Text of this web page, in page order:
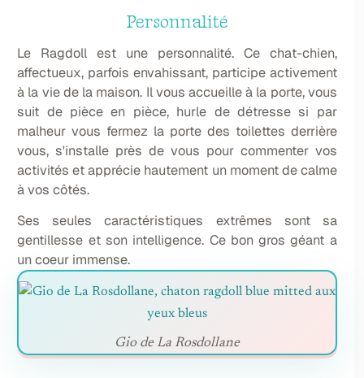
Personnalité
Le Ragdoll est une personnalité. Ce chat-chien,
affectueux, parfois envahissant, participe activement
à la vie de la maison. Il vous accueille à la porte, vous
suit de pièce en pièce, hurle de détresse si par
malheur vous fermez la porte des toilettes derrière
vous, s'installe près de vous pour commenter vos
activités et apprécie hautement un moment de calme
à vos côtés.
Ses seules caractéristiques extrêmes sont sa
gentillesse et son intelligence. Ce bon gros géant a
un coeur immense.
Gio de La Rosdollane